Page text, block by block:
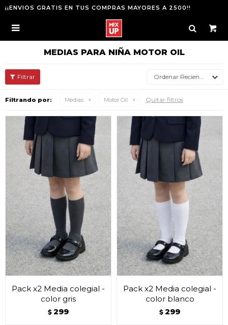
¡¡ENVIOS GRATIS EN TUS COMPRAS MAYORES A 2500!!

MEDIAS PARA NIÑA MOTOR OIL
Recientes
Filtrando por: Medias Motor Oil Quitar filtros
Pack x2 Media colegial -
color gris
$ 299
Pack x2 Media colegial -
color blanco
$ 299